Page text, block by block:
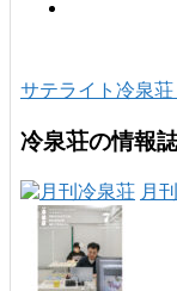
サテライト冷泉
冷泉荘の情報
月